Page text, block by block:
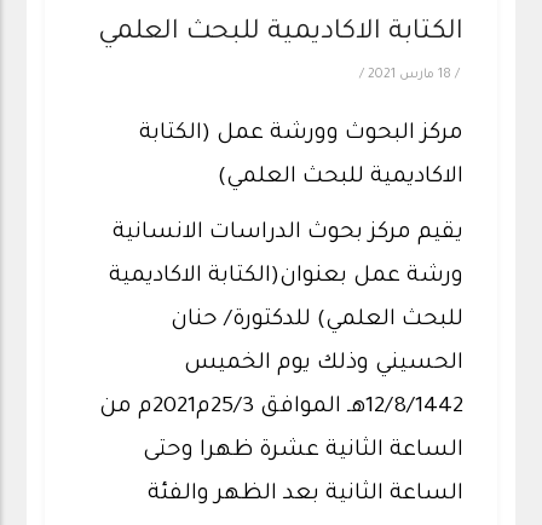
الكتابة الاكاديمية للبحث العلمي
/ 18 مارس 2021 /
مركز البحوث وورشة عمل (الكتابة
الاكاديمية للبحث العلمي)
يقيم مركز بحوث الدراسات الانسانية
ورشة عمل بعنوان(الكتابة الاكاديمية
للبحث العلمي) للدكتورة/ حنان
الحسيني وذلك يوم الخميس
12/8/1442هـ الموافق 25/3م2021م من
الساعة الثانية عشرة ظهرا وحتى
الساعة الثانية بعد الظهر والفئة